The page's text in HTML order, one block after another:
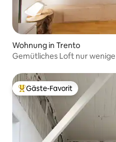
Wohnung in Trento
Gemütliches Loft nur
Beliebter Gäste-Favorit.
Gäste-Favorit